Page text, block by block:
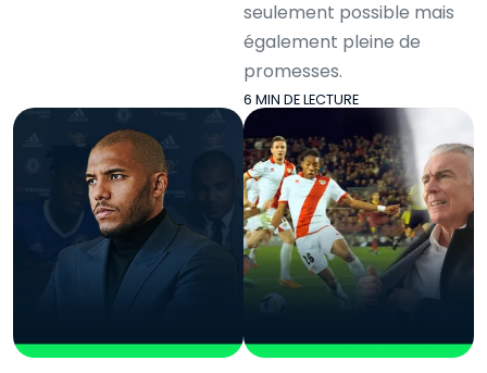
seulement possible mais
également pleine de
promesses.
6 MIN DE LECTURE